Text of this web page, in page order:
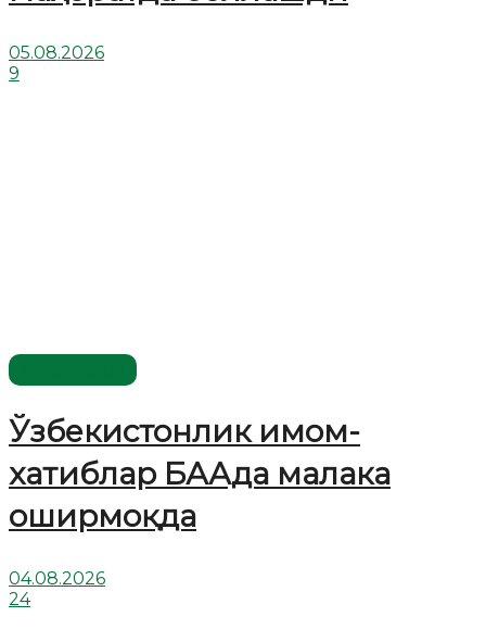
05.08.2026
9
Ўзбекистонлик имом-
хатиблар БААда малака
оширмоқда
04.08.2026
24